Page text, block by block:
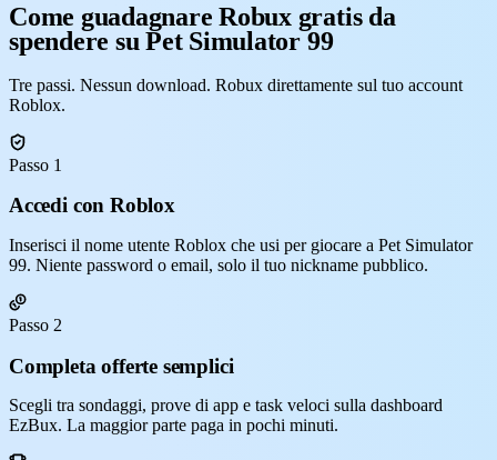
Come guadagnare Robux gratis da
spendere su Pet Simulator 99
Tre passi. Nessun download. Robux direttamente sul tuo account
Roblox.
Passo 1
Accedi con Roblox
Inserisci il nome utente Roblox che usi per giocare a Pet Simulator
99. Niente password o email, solo il tuo nickname pubblico.
Passo 2
Completa offerte semplici
Scegli tra sondaggi, prove di app e task veloci sulla dashboard
EzBux. La maggior parte paga in pochi minuti.